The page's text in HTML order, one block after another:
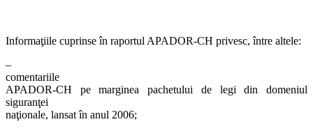
Informaţiile cuprinse în raportul APADOR-CH privesc, între altele:
–
comentariile
APADOR-CH pe marginea pachetului de legi din domeniul
siguranţei
naţionale, lansat în anul 2006;